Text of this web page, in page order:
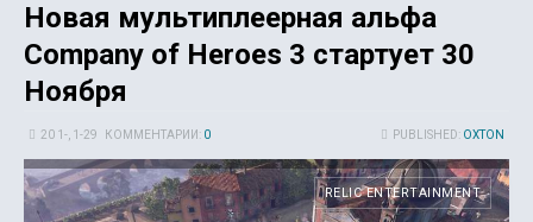
Новая мультиплеерная альфа
Company of Heroes 3 стартует 30
Ноября
PUBLISHED: OXTON
20 1-, 1-29 КОММЕНТАРИИ: 0
RELIC ENTERTAINMENT